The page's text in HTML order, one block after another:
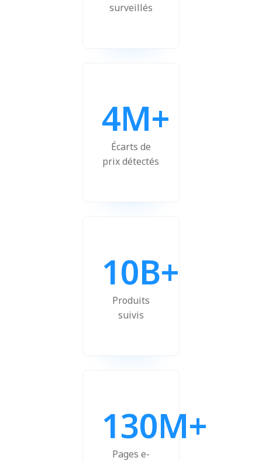
surveillés
4M+
Écarts de
prix détectés
10B+
Produits
suivis
130M+
Pages e-